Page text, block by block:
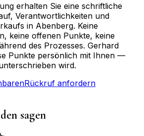
erhalten Sie eine schriftliche
Verantwortlichkeiten und
in Abenberg. Keine
keine offenen Punkte, keine
des Prozesses. Gerhard
Punkte persönlich mit Ihnen —
wird.
Rückruf anfordern
sagen